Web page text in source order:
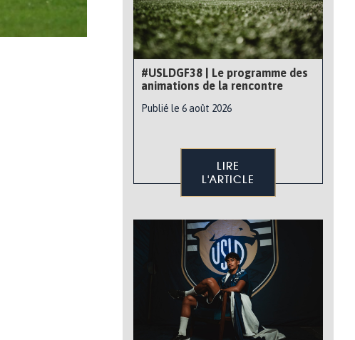
#USLDGF38 | Le programme des
animations de la rencontre
Publié le 6 août 2026
LIRE
L'ARTICLE